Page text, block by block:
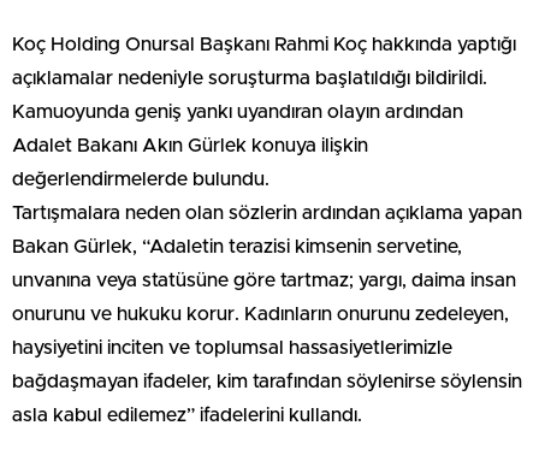
Koç Holding Onursal Başkanı Rahmi Koç hakkında yaptığı
açıklamalar nedeniyle soruşturma başlatıldığı bildirildi.
Kamuoyunda geniş yankı uyandıran olayın ardından
Adalet Bakanı Akın Gürlek konuya ilişkin
değerlendirmelerde bulundu.
Tartışmalara neden olan sözlerin ardından açıklama yapan
Bakan Gürlek, “Adaletin terazisi kimsenin servetine,
unvanına veya statüsüne göre tartmaz; yargı, daima insan
onurunu ve hukuku korur. Kadınların onurunu zedeleyen,
haysiyetini inciten ve toplumsal hassasiyetlerimizle
bağdaşmayan ifadeler, kim tarafından söylenirse söylensin
asla kabul edilemez” ifadelerini kullandı.